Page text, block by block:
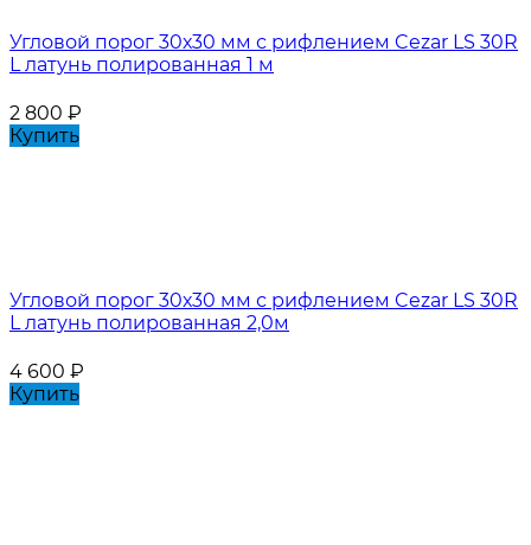
Угловой порог 30х30 мм с рифлением Cezar LS 30R
L латунь полированная 1 м
2 800 ₽
Купить
Угловой порог 30х30 мм с рифлением Cezar LS 30R
L латунь полированная 2,0м
4 600 ₽
Купить